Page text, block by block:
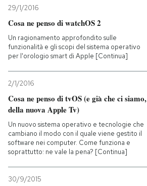
29/1/2016
Cosa ne penso di watchOS 2
Un ragionamento approfondito sulle
funzionalità e gli scopi del sistema operativo
per l'orologio smart di Apple [Continua]
2/1/2016
Cosa ne penso di tvOS (e già che ci siamo,
della nuova Apple Tv)
Un nuovo sistema operativo e tecnologie che
cambiano il modo con il quale viene gestito il
software nei computer. Come funziona e
soprattutto: ne vale la pena? [Continua]
30/9/2015